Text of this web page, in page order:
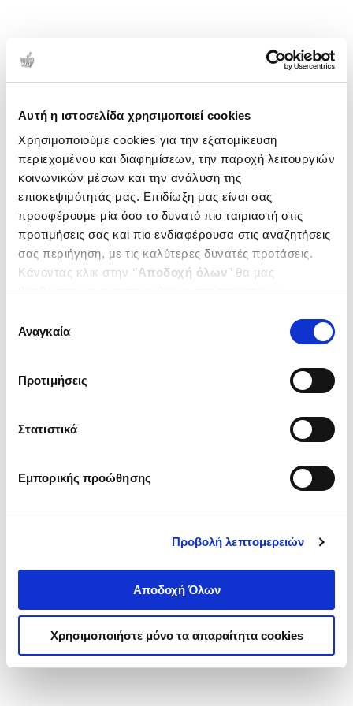
Αυτή η ιστοσελίδα χρησιμοποιεί cookies
Χρησιμοποιούμε cookies για την εξατομίκευση
περιεχομένου και διαφημίσεων, την παροχή λειτουργιών
κοινωνικών μέσων και την ανάλυση της
επισκεψιμότητάς μας. Επιδίωξη μας είναι σας
προσφέρουμε μία όσο το δυνατό πιο ταιριαστή στις
προτιμήσεις σας και πιο ενδιαφέρουσα στις αναζητήσεις
σας περιήγηση, με τις καλύτερες δυνατές προτάσεις.
Κάνοντας κλικ στην ‘’Αποδοχή όλων’’ θα μας
ενδιαφέρουν και να επιλέξετε από τα παρακάτω με την
΄΄και να ενημερωθείτε σχετικά με
συγκατάθεσης
Αναγκαία
Προτιμήσεις
Στατιστικά
Εμπορικής προώθησης
Προβολή λεπτομερειών
Αποδοχή Όλων
Χρησιμοποιήστε μόνο τα απαραίτητα cookies